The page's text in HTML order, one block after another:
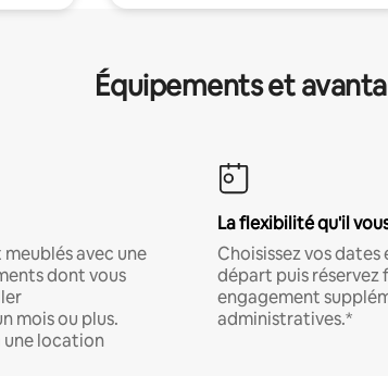
Équipements et
avec une
dont vous
mois ou plus.
location
La flexibilité qu'il
Choisissez vos
départ puis réservez
engagement
administratives.*